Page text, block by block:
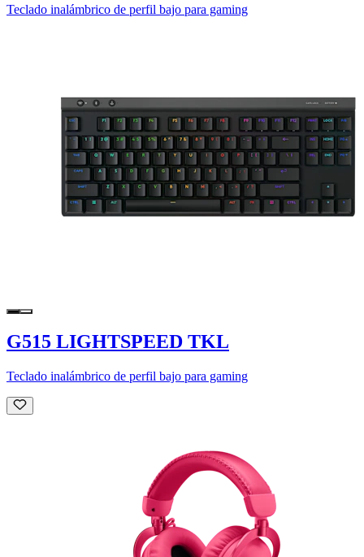
Teclado inalámbrico de perfil bajo para gaming
G515 LIGHTSPEED TKL
Teclado inalámbrico de perfil bajo para gaming